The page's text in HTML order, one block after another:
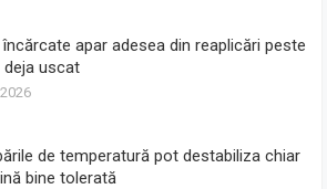
încărcate apar adesea din reaplicări peste
deja uscat
de temperatură pot destabiliza chiar
bine tolerată